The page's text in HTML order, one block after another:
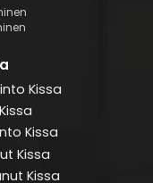
Kissa
Kissa
Kissa
Kissa
Kissa